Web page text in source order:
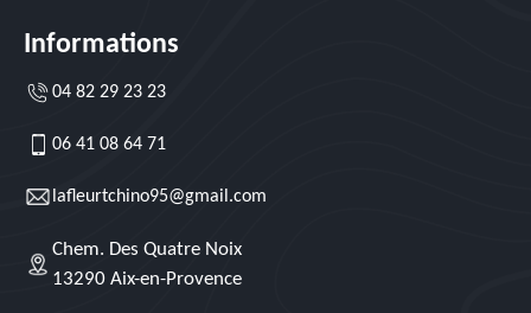
Informations
04 82 29 23 23
06 41 08 64 71
lafleurtchino95@gmail.com
Chem. Des Quatre Noix
13290 Aix-en-Provence